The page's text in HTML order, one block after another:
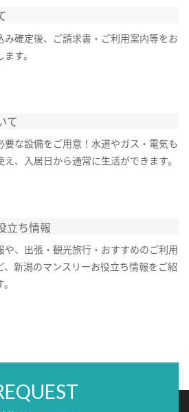
み確定後、ご請求書・ご利用案内等をお
す。
て
要な設備をご用意！水道やガス・電気も
え、入居日から通常に生活ができます。
立ち情報
や、出張・観光旅行・おすすめのご利用
、新潟のマンスリーお役立ち情報をご紹